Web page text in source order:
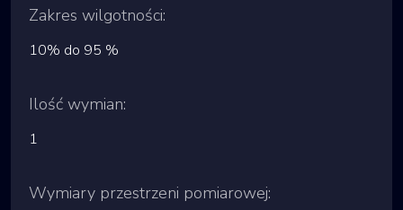
Zakres wilgotności:
10% do 95 %
Ilość wymian:
1
Wymiary przestrzeni pomiarowej: